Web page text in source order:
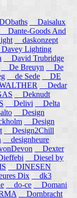
Daisalux
Dante-Goods And
daskonzept
Lighting
David Trubridge
De Breuyn
De
de Sede
DE
Dedar
Deknudt
Delivi
Delta
Design
Design
Design2Chill
designheure
Dexter
Diesel by
DINESEN
Dix
dk3
do-ce
Domani
Dornbracht